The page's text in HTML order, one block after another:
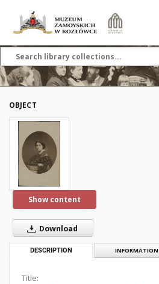
OBJECT
Show content
Download
DESCRIPTION INFORMATION
Title: